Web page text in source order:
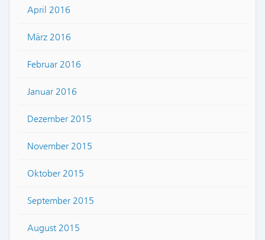
April 2016
März 2016
Februar 2016
Januar 2016
Dezember 2015
November 2015
Oktober 2015
September 2015
August 2015